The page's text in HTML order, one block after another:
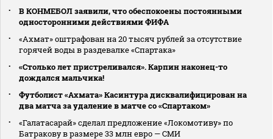
В КОНМЕБОЛ заявили, что обеспокоены постоянными
односторонними действиями ФИФА
«Ахмат» оштрафован на 20 тысяч рублей за отсутствие
горячей воды в раздевалке «Спартака»
«Столько лет пристреливался». Карпин наконец-то
дождался мальчика!
Футболист «Ахмата» Касинтура дисквалифицирован на
два матча за удаление в матче со «Спартаком»
«Галатасарай» сделал предложение «Локомотиву» по
Батракову в размере 33 млн евро — СМИ